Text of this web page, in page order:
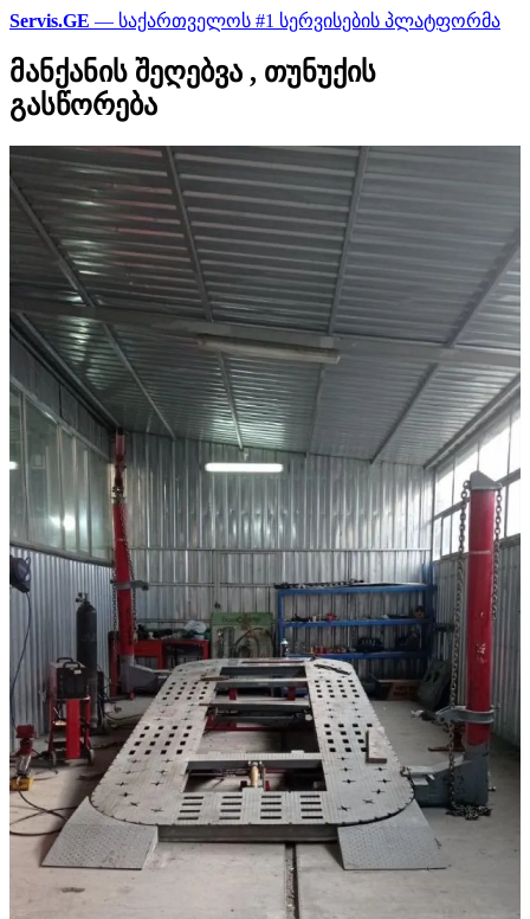
Servis.GE — საქართველოს #1 სერვისების პლატფორმა
მანქანის შეღებვა , თუნუქის
გასწორება